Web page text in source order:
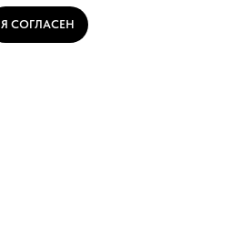
от 27.07.2006 и
Я СОГЛАСЕН